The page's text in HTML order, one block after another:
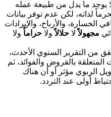
يوجد ما يدل من طبيعة عمله
لذاته، لكن عدم توفر بيانات
الخسارة، والأرباح، والإيرادات
مجهولاًلا حلالاًولا حراماًولا
من التقرير السنوي الأحدث،
المتعلقة بالقروض والفوائد، ثم
الربوي مؤثر أو أن هناك
أولى عند التردد.